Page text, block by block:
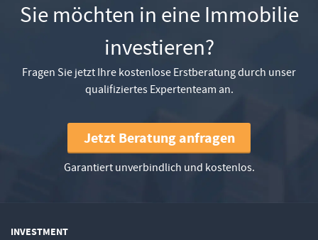
Sie möchten in eine Immobilie
investieren?
Fragen Sie jetzt Ihre kostenlose Erstberatung durch unser
qualifiziertes Expertenteam an.
Jetzt Beratung anfragen
Garantiert unverbindlich und kostenlos.
INVESTMENT